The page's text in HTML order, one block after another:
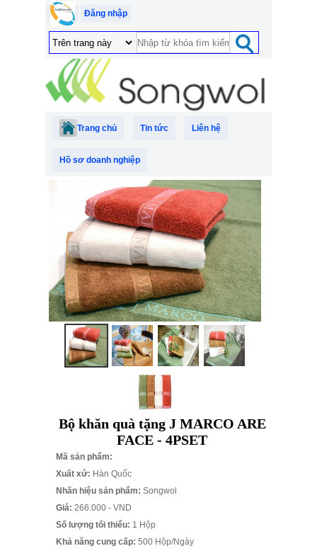
Đăng nhập
Trang chủ Tin tức Liên hệ
Hồ sơ doanh nghiệp
Bộ khăn quà tặng J MARCO ARE
FACE - 4PSET
Mã sản phẩm:
Xuất xứ: Hàn Quốc
Nhãn hiệu sản phẩm: Songwol
Giá: 266.000 - VND
Số lượng tối thiểu: 1 Hộp
Khả năng cung cấp: 500 Hộp/Ngày